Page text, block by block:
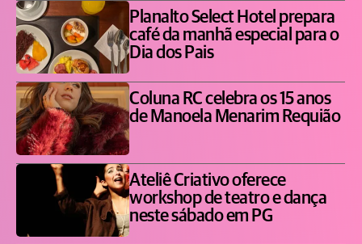
Planalto Select Hotel prepara
café da manhã especial para o
Dia dos Pais
Coluna RC celebra os 15 anos
de Manoela Menarim Requião
Ateliê Criativo oferece
workshop de teatro e dança
neste sábado em PG